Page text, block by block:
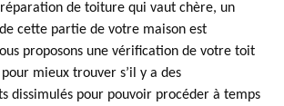
de toiture qui vaut chère, un
cette partie de votre maison est
proposons une vérification de votre toit
mieux trouver s’il y a des
dissimulés pour pouvoir procéder à temps